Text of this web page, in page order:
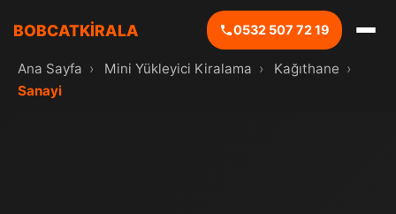
BOBCATKİRALA 0532 507 72 19
Ana Sayfa › Mini Yükleyici Kiralama › Kağıthane ›
Sanayi